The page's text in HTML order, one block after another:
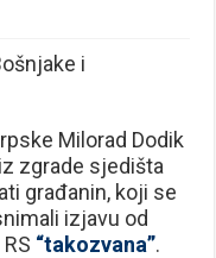
i
Milorad Dodik
zgrade sjedišta
građanin, koji se
izjavu od
“takozvana”.